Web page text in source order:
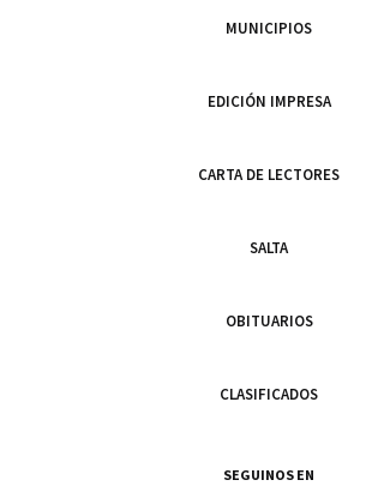
MUNICIPIOS
EDICIÓN IMPRESA
CARTA DE LECTORES
SALTA
OBITUARIOS
CLASIFICADOS
SEGUINOS EN